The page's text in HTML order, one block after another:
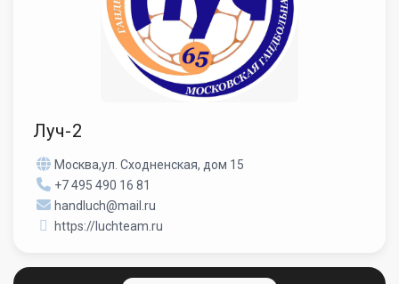
Луч-2
Москва,ул. Сходненская, дом 15
+7 495 490 16 81
handluch@mail.ru
https://luchteam.ru